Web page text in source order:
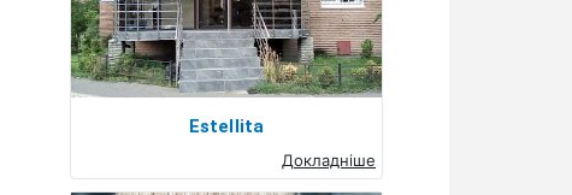
Estellita
Докладніше